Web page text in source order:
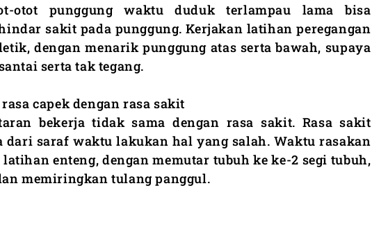
otot punggung waktu duduk terlampau lama bisa
sakit pada punggung. Kerjakan latihan peregangan
dengan menarik punggung atas serta bawah, supaya
serta tak tegang.
capek dengan rasa sakit
bekerja tidak sama dengan rasa sakit. Rasa sakit
dari saraf waktu lakukan hal yang salah. Waktu rasakan
enteng, dengan memutar tubuh ke ke-2 segi tubuh,
memiringkan tulang panggul.